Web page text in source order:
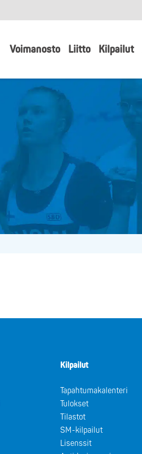
Voimanosto Liitto Kilpailut
Kilpailut
Tapahtumakalenteri
Tulokset
Tilastot
SM-kilpailut
Lisenssit